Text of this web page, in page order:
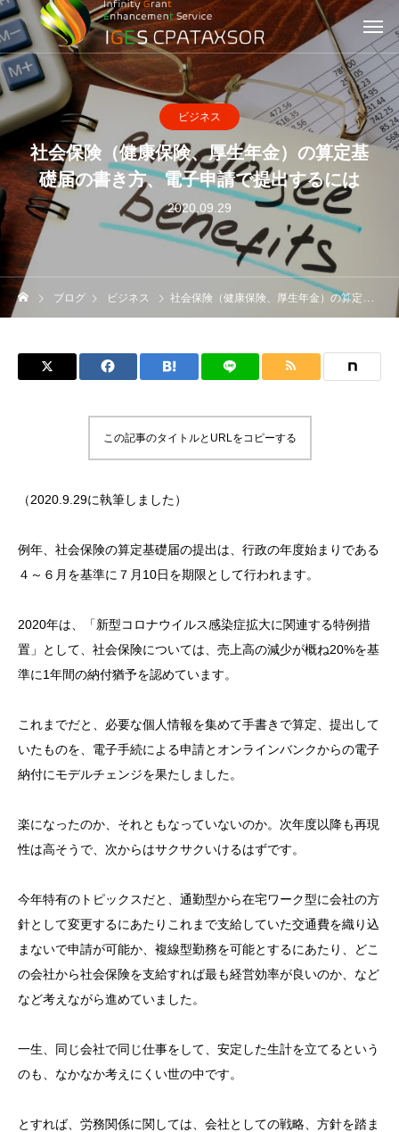
ビジネス
社会保険（健康保険、厚生年金）の算定基
礎届の書き方、電子申請で提出するには
2020.09.29
ブログ ビジネス 社会保険（健康保険、厚生年金）の算定基礎届の書き方、電子申請で提出するには
この記事のタイトルとURLをコピーする
（2020.9.29に執筆しました）
例年、社会保険の算定基礎届の提出は、行政の年度始まりである
４～６月を基準に７月10日を期限として行われます。
2020年は、「新型コロナウイルス感染症拡大に関連する特例措
置」として、社会保険については、売上高の減少が概ね20%を基
準に1年間の納付猶予を認めています。
これまでだと、必要な個人情報を集めて手書きで算定、提出して
いたものを、電子手続による申請とオンラインバンクからの電子
納付にモデルチェンジを果たしました。
楽になったのか、それともなっていないのか。次年度以降も再現
性は高そうで、次からはサクサクいけるはずです。
今年特有のトピックスだと、通勤型から在宅ワーク型に会社の方
針として変更するにあたりこれまで支給していた交通費を織り込
まないで申請が可能か、複線型勤務を可能とするにあたり、どこ
の会社から社会保険を支給すれば最も経営効率が良いのか、など
など考えながら進めていました。
一生、同じ会社で同じ仕事をして、安定した生計を立てるという
のも、なかなか考えにくい世の中です。
とすれば、労務関係に関しては、会社としての戦略、方針を踏ま